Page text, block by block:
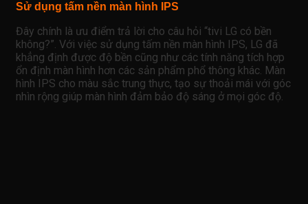
Sử dụng tấm nền màn hình IPS
Đây chính là ưu điểm trả lời cho câu hỏi “tivi LG có bền
không?”. Với việc sử dụng tấm nền màn hình IPS, LG đã
khẳng định được độ bền cũng như các tính năng tích hợp
ổn định màn hình hơn các sản phẩm phổ thông khác. Màn
hình IPS cho màu sắc trung thực, tạo sự thoải mái với góc
nhìn rộng giúp màn hình đảm bảo độ sáng ở mọi góc độ.